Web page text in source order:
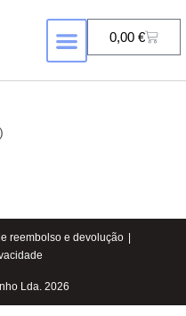
0,00 €
reembolso e devolução
Lda. 2026